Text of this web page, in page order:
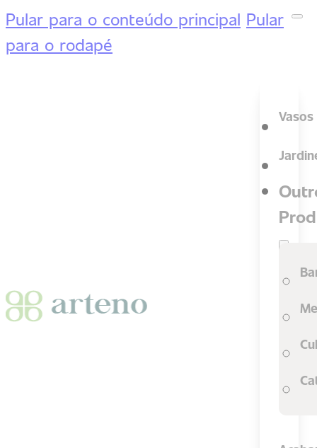
Pular para o conteúdo principal Pular
para o rodapé
Vasos